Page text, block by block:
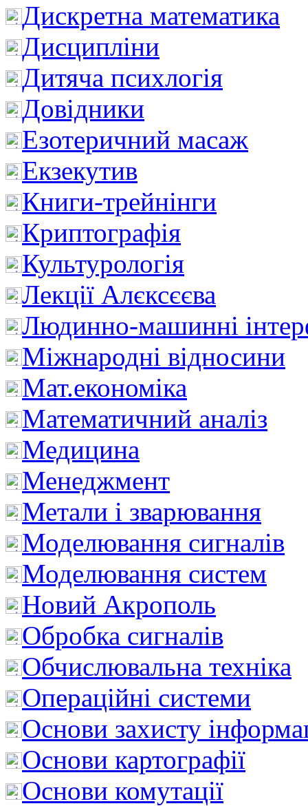
Дискретна математика
Дисципліни
Дитяча психлогія
Довідники
Езотеричний масаж
Екзекутив
Книги-трейнінги
Криптографія
Культурологія
Лекції Алєксєєва
Людинно-машинні
Міжнародні відносини
Мат.економіка
Математичний аналіз
Медицина
Менеджмент
Метали і зварювання
Моделювання сигналів
Моделювання систем
Новий Акрополь
Обробка сигналів
Обчислювальна техніка
Операційні системи
Основи захисту
Основи картографії
Основи комутації